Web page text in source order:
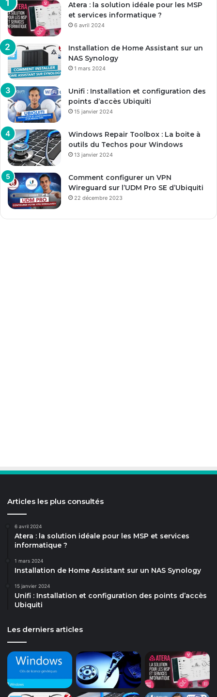
Atera : la solution idéale pour les MSP
et services informatique ?
6 avril 2024
Installation de Home Assistant sur un
NAS Synology
1 mars 2024
Unifi : Installation et configuration des
points d’accès Ubiquiti
15 janvier 2024
Windows Repair Toolbox : La boite à
outils du Techos pour Windows
13 janvier 2024
Comment configurer un VPN
Wireguard sur l’UDM Pro SE d’Ubiquiti
22 décembre 2023
Articles les plus consultés
6 avril 2024
Atera : la solution idéale pour les MSP et services
informatique ?
1 mars 2024
Installation de Home Assistant sur un NAS Synology
15 janvier 2024
Unifi : Installation et configuration des points d’accès
Ubiquiti
Les derniers articles